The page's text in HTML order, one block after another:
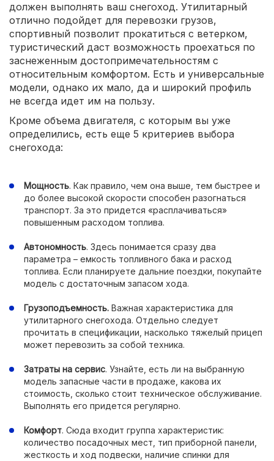
должен выполнять ваш снегоход. Утилитарный
отлично подойдет для перевозки грузов,
спортивный позволит прокатиться с ветерком,
туристический даст возможность проехаться по
заснеженным достопримечательностям с
относительным комфортом. Есть и универсальные
модели, однако их мало, да и широкий профиль
не всегда идет им на пользу.
Кроме объема двигателя, с которым вы уже
определились, есть еще 5 критериев выбора
снегохода:
Мощность. Как правило, чем она выше, тем быстрее и
до более высокой скорости способен разогнаться
транспорт. За это придется «расплачиваться»
повышенным расходом топлива.
Автономность. Здесь понимается сразу два
параметра – емкость топливного бака и расход
топлива. Если планируете дальние поездки, покупайте
модель с достаточным запасом хода.
Грузоподъемность. Важная характеристика для
утилитарного снегохода. Отдельно следует
прочитать в спецификации, насколько тяжелый прицеп
может перевозить за собой техника.
Затраты на сервис. Узнайте, есть ли на выбранную
модель запасные части в продаже, какова их
стоимость, сколько стоит техническое обслуживание.
Выполнять его придется регулярно.
Комфорт. Сюда входит группа характеристик:
количество посадочных мест, тип приборной панели,
жесткость и ход подвески, наличие спинки для